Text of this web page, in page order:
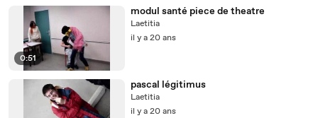
0:51
modul santé piece de theatre
Laetitia
il y a 20 ans
pascal légitimus
Laetitia
il y a 20 ans